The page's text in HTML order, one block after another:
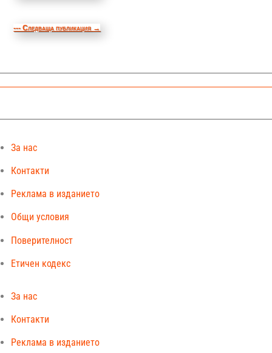
--- Следваща публикация →
За нас
Контакти
Реклама в изданието
Общи условия
Поверителност
Етичен кодекс
За нас
Контакти
Реклама в изданието